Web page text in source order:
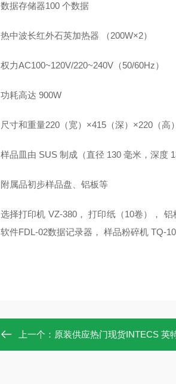
数据存储器100 个数据
热中波长红外石英加热器 （200W×2）
权力AC100~120V/220~240V（50/60Hz）
功耗高达 900W
尺寸和重量220（宽）×415（深）×220（高
样品皿由 SUS 制成（直径 130 毫米，深度
附属品初步样品盘、铝板等
选择打印机 VZ-380， 打印纸（10卷），
软件FDL-02数据记录器， 样品粉碎机 TQ-
上一个： 原装供应热门现货INTECS 英特斯UIH-2D